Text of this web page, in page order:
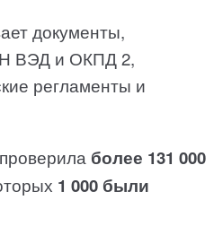
документы,
ВЭД и ОКПД 2,
регламенты и
более 131 000
1 000 были